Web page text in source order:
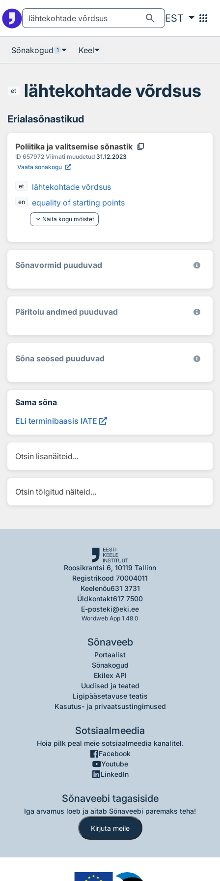
search EST apps
Sõnakogud 1 Keel
et lähtekohtade võrdsus
Erialasõnastikud
Poliitika ja valitsemise sõnastik content_copy
ID 657972 Viimati muudetud 31.12.2023
Vaata sõnakogu
et lähtekohtade võrdsus
en
equality of starting points
keyboard_arrow_down Näita kogu mõistet
Sõnavormid puuduvad
Päritolu andmed puuduvad
Sõna seosed puuduvad
Sama sõna
ELi terminibaasis IATE
Otsin lisanäiteid...
Otsin tõlgitud näiteid...
Roosikrantsi 6, 10119 Tallinn
Registrikood 70004011
Keelenõu631 3731
Üldkontakt617 7500
E-posteki@eki.ee
Wordweb App 1.48.0
Sõnaveeb
Portaalist
Sõnakogud
Ekilex API
Uudised ja teated
Ligipääsetavuse teatis
Kasutus- ja privaatsustingimused
Sotsiaalmeedia
Hoia pilk peal meie sotsiaalmeedia kanalitel.
Facebook
Youtube
LinkedIn
Sõnaveebi tagasiside
Iga arvamus loeb ja aitab Sõnaveebi paremaks teha!
Kirjuta meile